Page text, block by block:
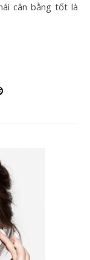
cân bằng tốt là